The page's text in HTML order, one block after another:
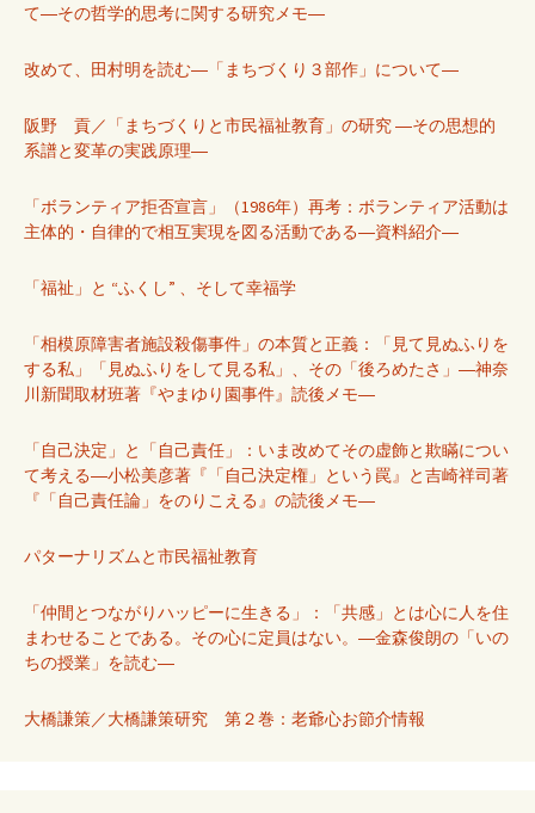
て―その哲学的思考に関する研究メモ―
改めて、田村明を読む―「まちづくり３部作」について―
阪野 貢／「まちづくりと市民福祉教育」の研究 ―その思想的
系譜と変革の実践原理―
「ボランティア拒否宣言」（1986年）再考：ボランティア活動は
主体的・自律的で相互実現を図る活動である―資料紹介―
「福祉」と “ふくし” 、そして幸福学
「相模原障害者施設殺傷事件」の本質と正義：「見て見ぬふりを
する私」「見ぬふりをして見る私」、その「後ろめたさ」―神奈
川新聞取材班著『やまゆり園事件』読後メモ―
「自己決定」と「自己責任」：いま改めてその虚飾と欺瞞につい
て考える―小松美彦著『「自己決定権」という罠』と吉崎祥司著
『「自己責任論」をのりこえる』の読後メモ―
パターナリズムと市民福祉教育
「仲間とつながりハッピーに生きる」：「共感」とは心に人を住
まわせることである。その心に定員はない。―金森俊朗の「いの
ちの授業」を読む―
大橋謙策／大橋謙策研究 第２巻：老爺心お節介情報